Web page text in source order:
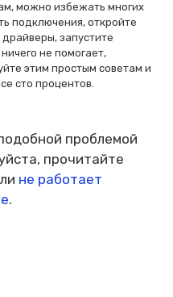
можно избежать многих
подключения, откройте
запустите
не помогает,
этим простым советам и
сто процентов.
проблемой
прочитайте
не работает
.